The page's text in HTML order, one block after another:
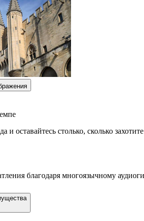
и оставайтесь столько, сколько захотите
благодаря многоязычному